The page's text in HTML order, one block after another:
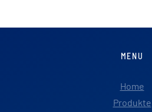
MENU
Home
Produkte